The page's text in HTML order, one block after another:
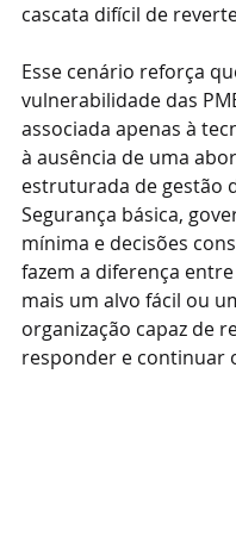
cascata difícil de
Esse cenário reforça
vulnerabilidade das
associada apenas à
à ausência de uma
estruturada de gestão
Segurança básica,
mínima e decisões
fazem a diferença
mais um alvo fácil ou
organização capaz de
responder e continuar